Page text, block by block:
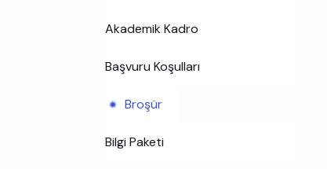
Akademik Kadro
Başvuru Koşulları
Broşür
Bilgi Paketi